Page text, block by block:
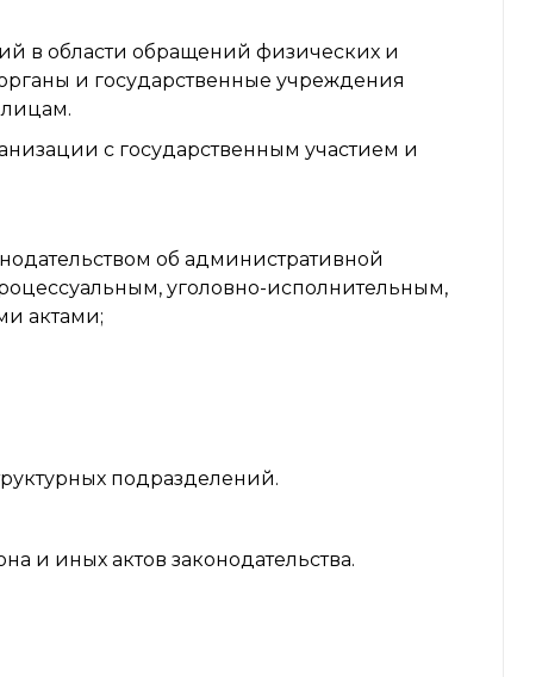
в области обращений физических и
и государственные учреждения
с государственным участием и
об административной
уголовно-исполнительным,
актами;
подразделений.
и иных актов законодательства.